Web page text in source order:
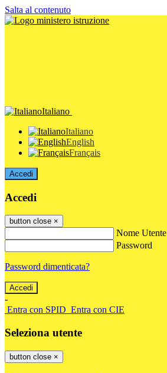
Salta al contenuto
Italiano
Italiano
English
Français
Accedi
Accedi
button close ×
Nome Utente
Password
Password dimenticata?
-
Entra con SPID Entra con CIE
Seleziona utente
button close ×